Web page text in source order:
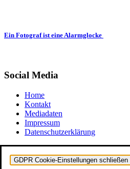
Ein Fotograf ist eine Alarmglocke
Social Media
Home
Kontakt
Mediadaten
Impressum
Datenschutzerklärung
GDPR Cookie-Einstellungen schließen